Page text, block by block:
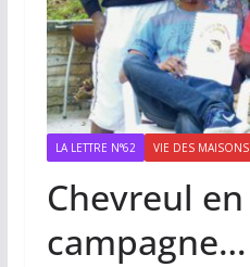
LA LETTRE N°62 VIE DES MAISONS
Chevreul en
campagne…